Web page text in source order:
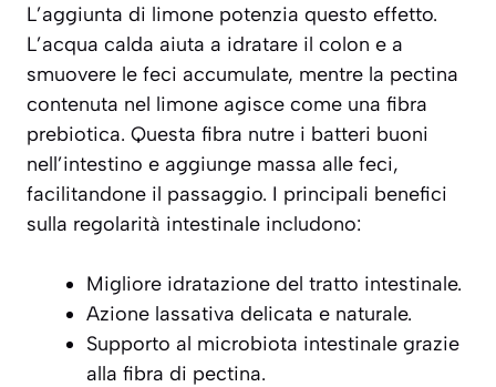
L’aggiunta di limone potenzia questo effetto.
L’acqua calda aiuta a idratare il colon e a
smuovere le feci accumulate, mentre la pectina
contenuta nel limone agisce come una fibra
prebiotica. Questa fibra nutre i batteri buoni
nell’intestino e aggiunge massa alle feci,
facilitandone il passaggio. I principali benefici
sulla regolarità intestinale includono:
Migliore idratazione del tratto intestinale.
Azione lassativa delicata e naturale.
Supporto al microbiota intestinale grazie
alla fibra di pectina.